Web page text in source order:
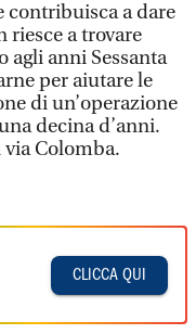
contribuisca a dare
riesce a trovare
anni Sessanta
per aiutare le
di un’operazione
decina d’anni.
Colomba.
CLICCA QUI